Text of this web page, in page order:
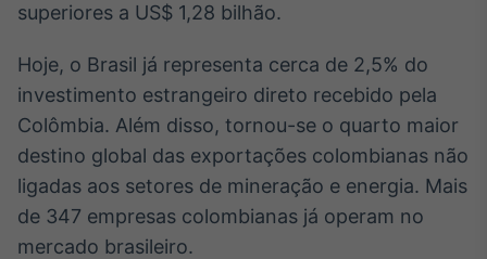
superiores a US$ 1,28 bilhão.
Hoje, o Brasil já representa cerca de 2,5% do
investimento estrangeiro direto recebido pela
Colômbia. Além disso, tornou-se o quarto maior
destino global das exportações colombianas não
ligadas aos setores de mineração e energia. Mais
de 347 empresas colombianas já operam no
mercado brasileiro.